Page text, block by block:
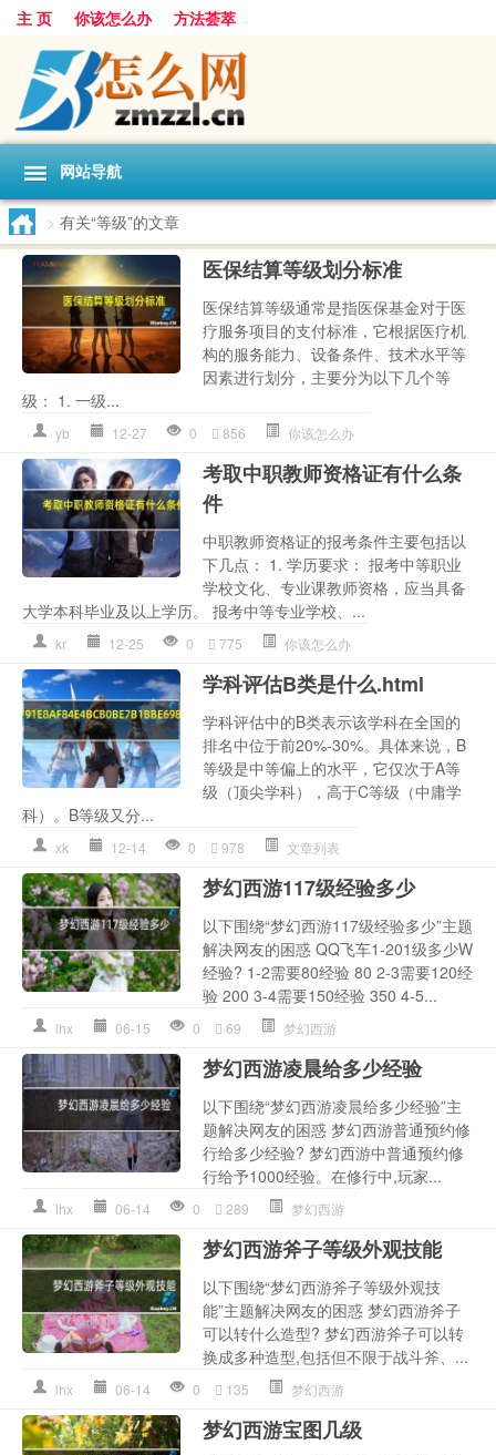
主 页 你该怎么办 方法荟萃
网站导航
> 有关“等级”的文章
医保结算等级划分标准
医保结算等级通常是指医保基金对于医
疗服务项目的支付标准，它根据医疗机
构的服务能力、设备条件、技术水平等
因素进行划分，主要分为以下几个等
级： 1. 一级...
yb 12-27 0 856 你该怎么办
考取中职教师资格证有什么条
件
中职教师资格证的报考条件主要包括以
下几点： 1. 学历要求： 报考中等职业
学校文化、专业课教师资格，应当具备
大学本科毕业及以上学历。 报考中等专业学校、...
kr 12-25 0 775 你该怎么办
学科评估B类是什么.html
学科评估中的B类表示该学科在全国的
排名中位于前20%-30%。具体来说，B
等级是中等偏上的水平，它仅次于A等
级（顶尖学科），高于C等级（中庸学
科）。B等级又分...
xk 12-14 0 978 文章列表
梦幻西游117级经验多少
以下围绕“梦幻西游117级经验多少”主题
解决网友的困惑 QQ飞车1-201级多少W
经验? 1-2需要80经验 80 2-3需要120经
验 200 3-4需要150经验 350 4-5...
lhx 06-15 0 69 梦幻西游
梦幻西游凌晨给多少经验
以下围绕“梦幻西游凌晨给多少经验”主
题解决网友的困惑 梦幻西游普通预约修
行给多少经验? 梦幻西游中普通预约修
行给予1000经验。在修行中,玩家...
lhx 06-14 0 289 梦幻西游
梦幻西游斧子等级外观技能
以下围绕“梦幻西游斧子等级外观技
能”主题解决网友的困惑 梦幻西游斧子
可以转什么造型? 梦幻西游斧子可以转
换成多种造型,包括但不限于战斗斧、...
lhx 06-14 0 135 梦幻西游
梦幻西游宝图几级